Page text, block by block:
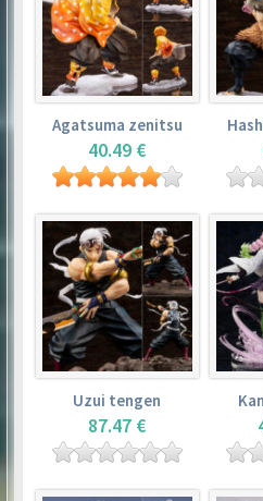
Agatsuma zenitsu
40.49 €
Uzui tengen
87.47 €